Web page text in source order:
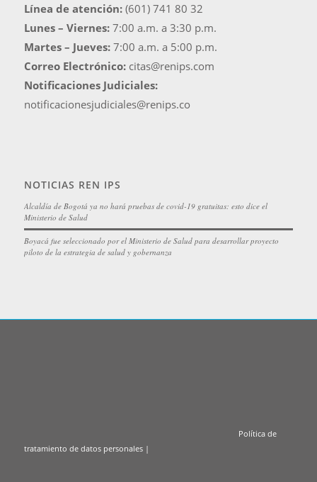
Línea de atención: (601) 741 80 32
Lunes – Viernes: 7:00 a.m. a 3:30 p.m.
Martes – Jueves: 7:00 a.m. a 5:00 p.m.
Correo Electrónico: citas@renips.com
Notificaciones Judiciales:
notificacionesjudiciales@renips.co
NOTICIAS REN IPS
Alcaldía de Bogotá ya no hará pruebas de covid-19 gratuitas: esto dice el
Ministerio de Salud
Boyacá fue seleccionado por el Ministerio de Salud para desarrollar proyecto
piloto de la estrategia de salud y gobernanza
Política de
tratamiento de datos personales|